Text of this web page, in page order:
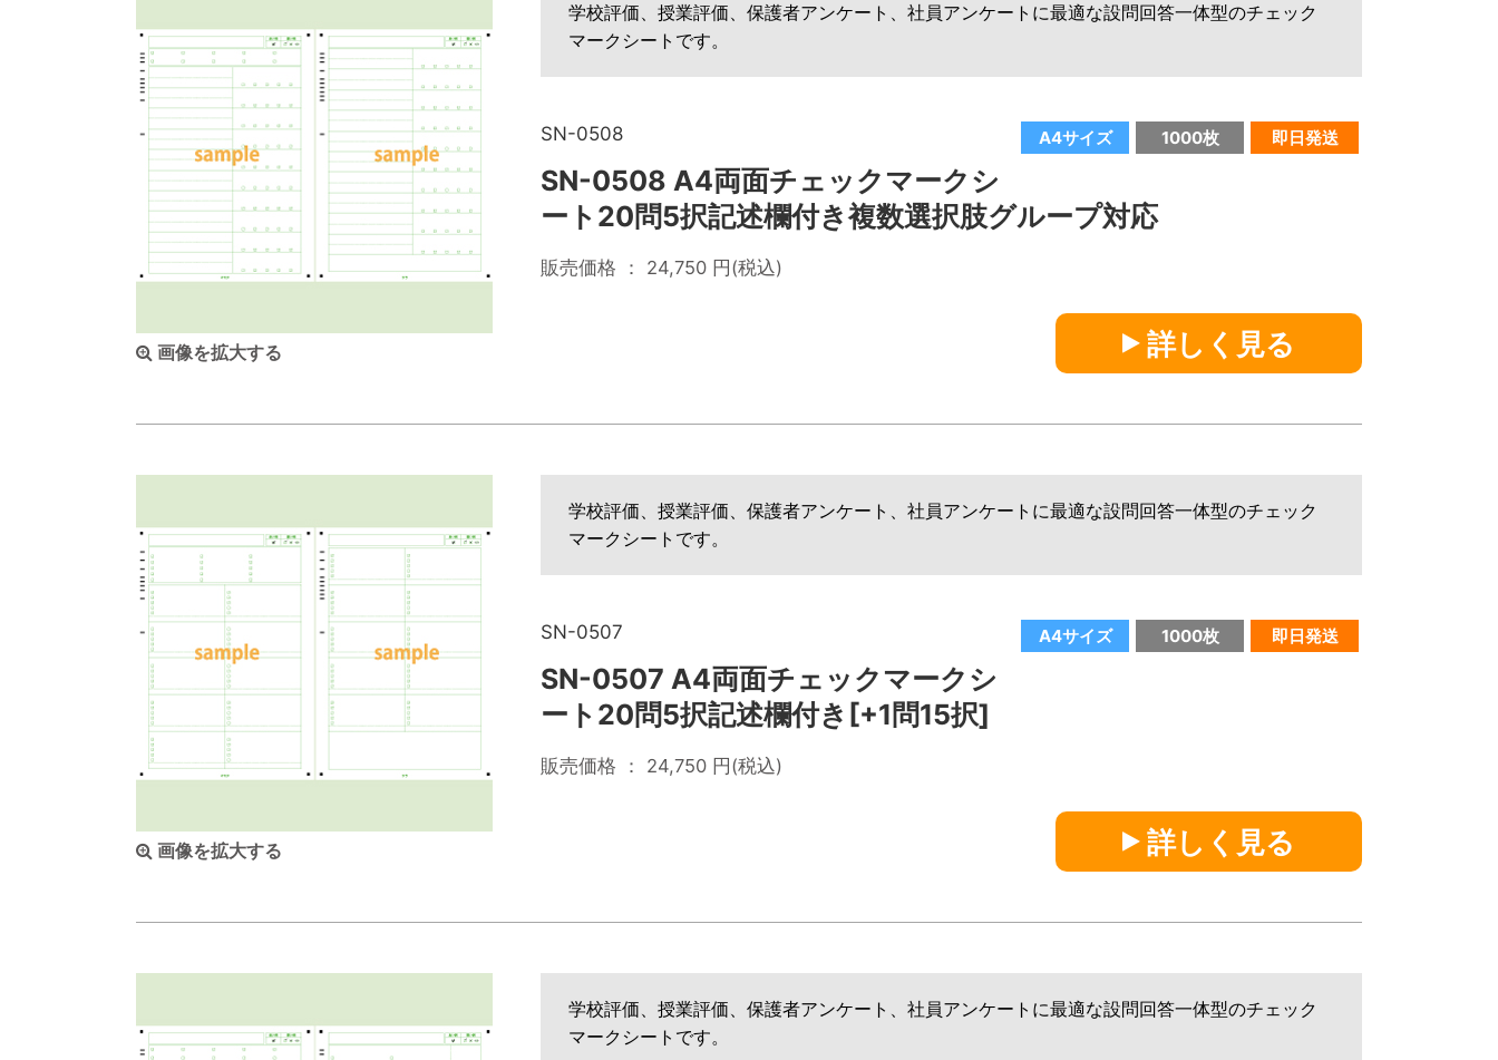
画像を拡大する
学校評価、授業評価、保護者アンケート、社員アンケートに最適な設問回答一体型のチェック
マークシートです。
A4サイズ 1000枚 即日発送
SN-0508
SN-0508 A4両面チェックマークシ
ート20問5択記述欄付き複数選択肢グループ対応
販売価格 ： 24,750 円(税込)
詳しく見る
画像を拡大する
学校評価、授業評価、保護者アンケート、社員アンケートに最適な設問回答一体型のチェック
マークシートです。
A4サイズ 1000枚 即日発送
SN-0507
SN-0507 A4両面チェックマークシ
ート20問5択記述欄付き[+1問15択]
販売価格 ： 24,750 円(税込)
詳しく見る
学校評価、授業評価、保護者アンケート、社員アンケートに最適な設問回答一体型のチェック
マークシートです。